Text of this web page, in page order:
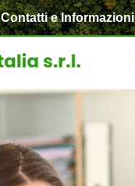
Contatti e Informazioni